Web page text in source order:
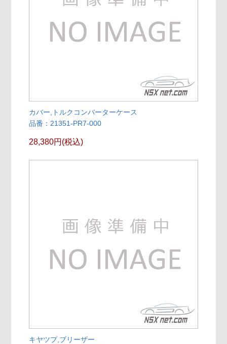
カバー,トルクコンバーターケース
品番：21351-PR7-000
28,380円(税込)
キヤツプ,ブリーザー